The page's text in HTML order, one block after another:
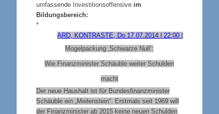
umfassende Investitionsoffensive im
Bildungsbereich:
°
ARD, KONTRASTE, Do 17.07.2014 | 22:00 |
Mogelpackung ‚Schwarze Null‘:
Wie Finanzminister Schäuble weiter Schulden
macht
Der neue Haushalt ist für Bundesfinanzminister
Schäuble ein „Meilenstein“. Erstmals seit 1969 will
der Finanzminister ab 2015 keine neuen Schulden